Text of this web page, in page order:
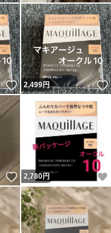
いいね！
2,499円
いいね！
2,780円